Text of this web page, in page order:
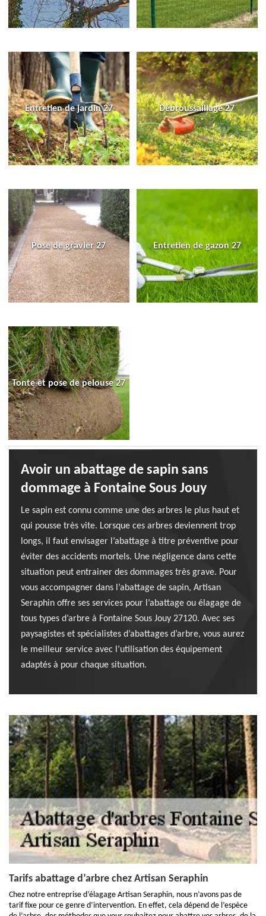
Entretien de jardin 27 Débroussaillage 27
Pose de gravier 27 Entretien de gazon 27
Tonte et pose de pelouse 27
Avoir un abattage de sapin sans
dommage à Fontaine Sous Jouy
Le sapin est connu comme une des arbres le plus haut et
qui pousse très vite. Lorsque ces arbres deviennent trop
longs, il faut envisager l’abattage à titre préventive pour
éviter des accidents mortels. Une négligence dans cette
situation peut entrainer des dommages très grave. Pour
vous accompagner dans l’abattage de sapin, Artisan
Seraphin offre ses services pour l’abattage ou élagage de
tous types d’arbre à Fontaine Sous Jouy 27120. Avec ses
paysagistes et spécialistes d’abattages d’arbre, vous aurez
le meilleur service avec l’utilisation des équipement
adaptés à pour chaque situation.
Tarifs abattage d’arbre chez Artisan Seraphin
Chez notre entreprise d’élagage Artisan Seraphin, nous n’avons pas de
tarif fixe pour ce genre d’intervention. En effet, cela dépend de l’espèce